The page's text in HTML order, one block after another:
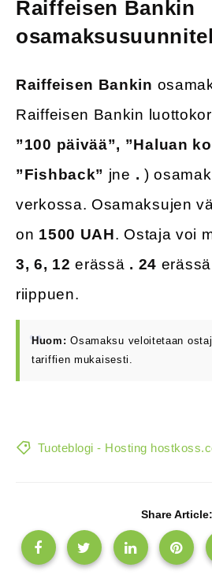
Raiffeisen Bankin
Raiffeisen Bankin
Raiffeisen Bankin
”100 päivää”, ”Haluan
”Fishback” jne . )
verkossa. Osamaksujen
on 1500 UAH. Ostaja voi
3, 6, 12 erässä . 24
riippuen.
Huom: Osamaksu veloitetaan
tariffien mukaisesti.
Tuoteblogi - Hosting
Share Article: